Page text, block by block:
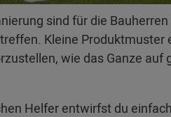
sind für die Bauherren
Kleine Produktmuster
wie das Ganze auf
Helfer entwirfst du